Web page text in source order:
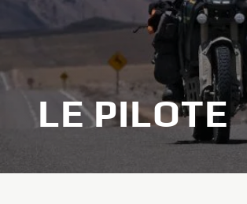
LE PILOTE